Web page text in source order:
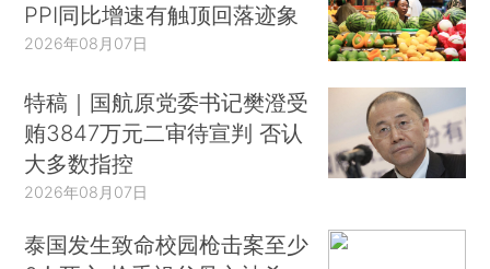
PPI同比增速有触顶回落迹象
2026年08月07日
特稿｜国航原党委书记樊澄受
贿3847万元二审待宣判 否认
大多数指控
2026年08月07日
泰国发生致命校园枪击案至少